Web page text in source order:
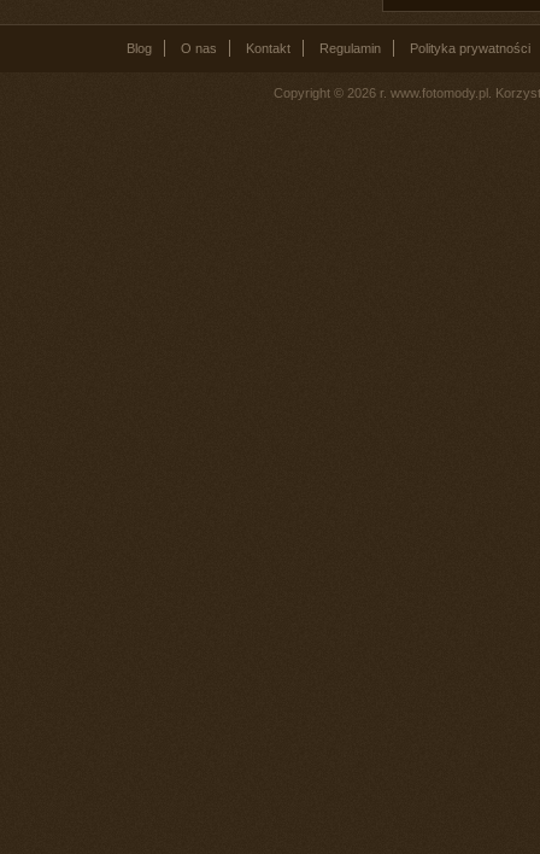
Blog O nas Kontakt Regulamin Polityka prywatności
Copyright © 2026 r. www.fotomody.pl.